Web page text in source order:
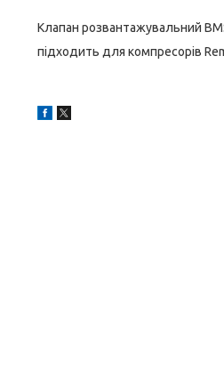
Клапан розвантажувальний
підходить для компресорів